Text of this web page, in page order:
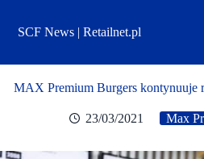
treściSCF News | Retailnet.pl
MAX Premium Burgers kontynuuje
23/03/2021 Max